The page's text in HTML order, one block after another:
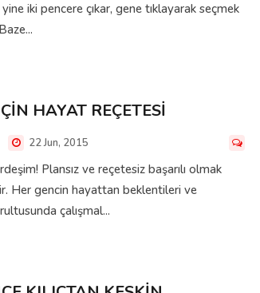
iki pencere çıkar, gene tıklayarak seçmek
HAYAT REÇETESİ
22 Jun, 2015
Plansız ve reçetesiz başarılı olmak
Her gencin hayattan beklentileri ve
çalışmal...